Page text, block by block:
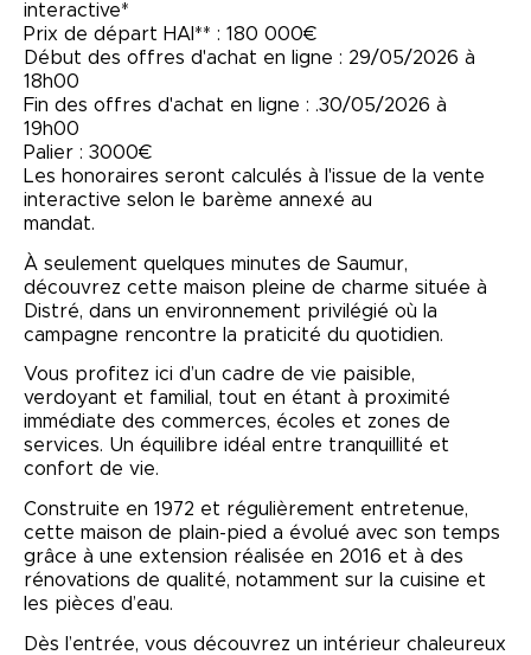
interactive*
Prix de départ HAI** : 180 000€
Début des offres d'achat en ligne : 29/05/2026 à
18h00
Fin des offres d'achat en ligne : .30/05/2026 à
19h00
Palier : 3000€
Les honoraires seront calculés à l'issue de la vente
interactive selon le barème annexé au
mandat.
À seulement quelques minutes de Saumur,
découvrez cette maison pleine de charme située à
Distré, dans un environnement privilégié où la
campagne rencontre la praticité du quotidien.
Vous profitez ici d’un cadre de vie paisible,
verdoyant et familial, tout en étant à proximité
immédiate des commerces, écoles et zones de
services. Un équilibre idéal entre tranquillité et
confort de vie.
Construite en 1972 et régulièrement entretenue,
cette maison de plain-pied a évolué avec son temps
grâce à une extension réalisée en 2016 et à des
rénovations de qualité, notamment sur la cuisine et
les pièces d’eau.
Dès l’entrée, vous découvrez un intérieur chaleureux